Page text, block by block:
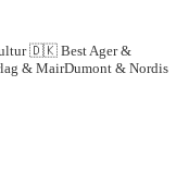
🇩🇰 Best Ager &
& MairDumont & Nordis